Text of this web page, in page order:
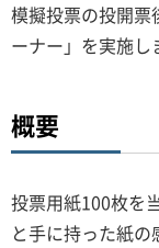
模擬投票の投開票
ーナー」を実施し
概要
投票用紙100枚を
と手に持った紙